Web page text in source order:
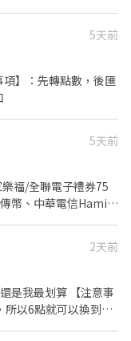
5天前
項】：先轉點數，後匯
5天前
件/帳單繳費集點 5點
品味極致 1點=1元
糰朗萌綺盟 1點=2.5
2天前
是我最划算 【注意事
所以6點就可以換到5